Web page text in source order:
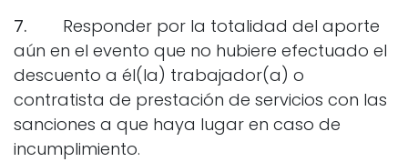
7. Responder por la totalidad del aporte
aún en el evento que no hubiere efectuado el
descuento a él(la) trabajador(a) o
contratista de prestación de servicios con las
sanciones a que haya lugar en caso de
incumplimiento.